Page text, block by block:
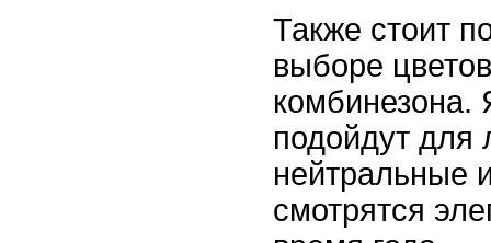
Также стоит
выборе
комбинезона.
подойдут для
нейтральные
смотрятся